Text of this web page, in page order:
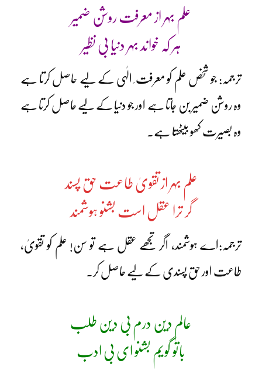
علم بہر از معرفت روشن ضمیر
ہر کہ خواند بہر دنیا بی نظیر
ترجمہ: جو شخص علم کو معرفت ِ الٰہی کے لیے حاصل کرتا ہے
وہ روشن ضمیر بن جاتا ہے اور جو دنیا کے لیے حاصل کرتا ہے
وہ بصیرت کھو بیٹھتا ہے۔
علم بہر از تقویٰ طاعت حق پسند
گر ترا عقل است بشنو ہوشمند
ترجمہ:اے ہوشمند، اگر تجھے عقل ہے تو سن! علم کو تقویٰ،
طاعت اور حق پسندی کے لیے حاصل کر۔
عالم دین درم بی دین طلب
باتو گویم بشنو ای بی ادب